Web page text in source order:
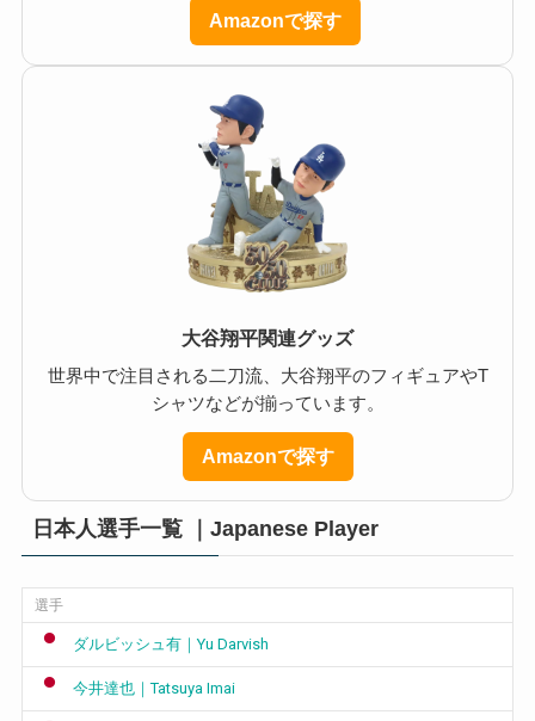
Amazonで探す
大谷翔平関連グッズ
世界中で注目される二刀流、大谷翔平のフィギュアやT
シャツなどが揃っています。
Amazonで探す
日本人選手一覧 ｜Japanese Player
選手
ダルビッシュ有｜Yu Darvish
今井達也｜Tatsuya Imai